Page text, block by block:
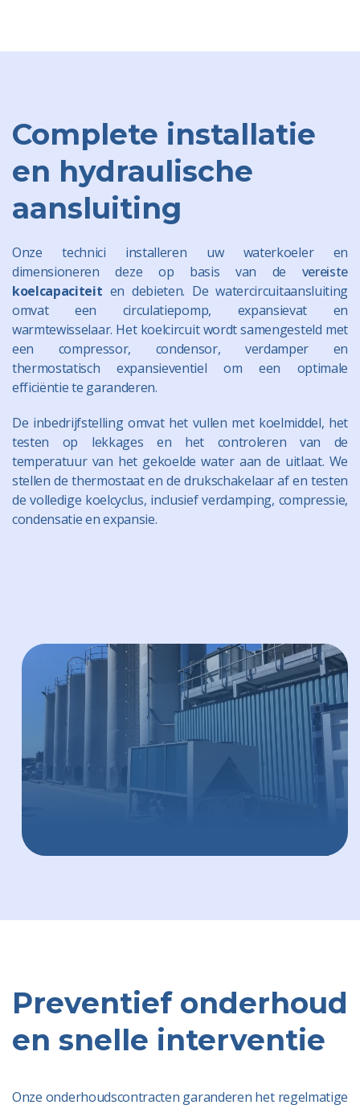
Complete installatie
en hydraulische
aansluiting
Onze technici installeren uw waterkoeler en
dimensioneren deze op basis van de vereiste
koelcapaciteit en debieten. De watercircuitaansluiting
omvat een circulatiepomp, expansievat en
warmtewisselaar. Het koelcircuit wordt samengesteld met
een compressor, condensor, verdamper en
thermostatisch expansieventiel om een optimale
efficiëntie te garanderen.
De inbedrijfstelling omvat het vullen met koelmiddel, het
testen op lekkages en het controleren van de
temperatuur van het gekoelde water aan de uitlaat. We
stellen de thermostaat en de drukschakelaar af en testen
de volledige koelcyclus, inclusief verdamping, compressie,
condensatie en expansie.
Preventief onderhoud
en snelle interventie
Onze onderhoudscontracten garanderen het regelmatige